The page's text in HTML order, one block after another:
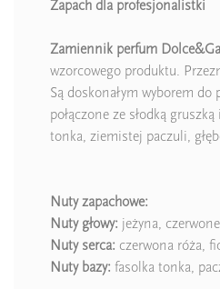
Zapach dla profesjonalistki
Zamiennik perfum
wzorcowego produktu.
Są doskonałym wyborem
połączone ze słodką
tonka, ziemistej paczuli,
Nuty zapachowe:
Nuty głowy: jeżyna,
Nuty serca: czerwona róża,
Nuty bazy: fasolka tonka,